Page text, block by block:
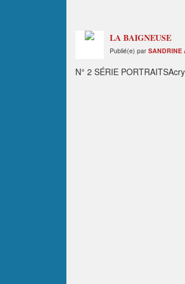
LA BAIGNEUSE
Publié(e) par SANDRINE
N° 2 SÉRIE